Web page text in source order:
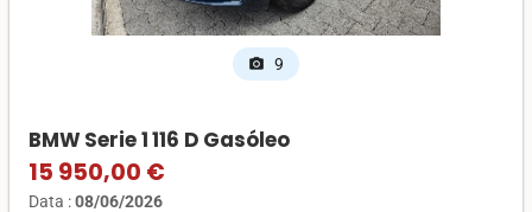
photo_camera 9
BMW Serie 1 116 D Gasóleo
15 950,00 €
Data :08/06/2026